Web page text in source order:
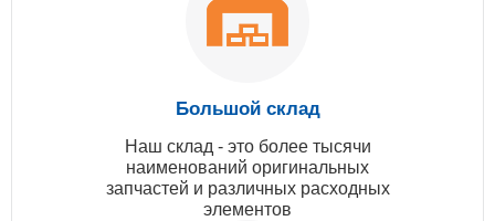
Большой склад
Наш склад - это более тысячи
наименований оригинальных
запчастей и различных расходных
элементов